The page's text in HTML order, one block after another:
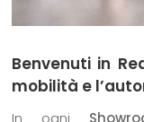
Benvenuti in
mobilità e
In ogni